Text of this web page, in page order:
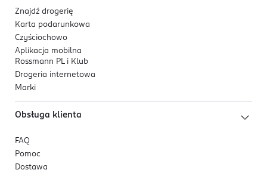
Znajdź drogerię
Karta podarunkowa
Czyściochowo
Aplikacja mobilna
Rossmann PL i Klub
Drogeria internetowa
Marki
Obsługa klienta
FAQ
Pomoc
Dostawa